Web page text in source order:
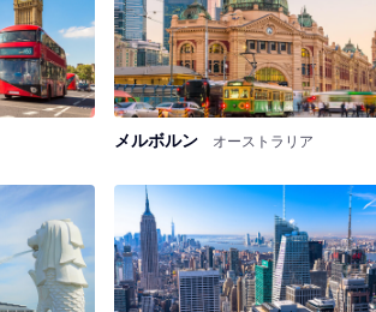
メルボルン オーストラリア